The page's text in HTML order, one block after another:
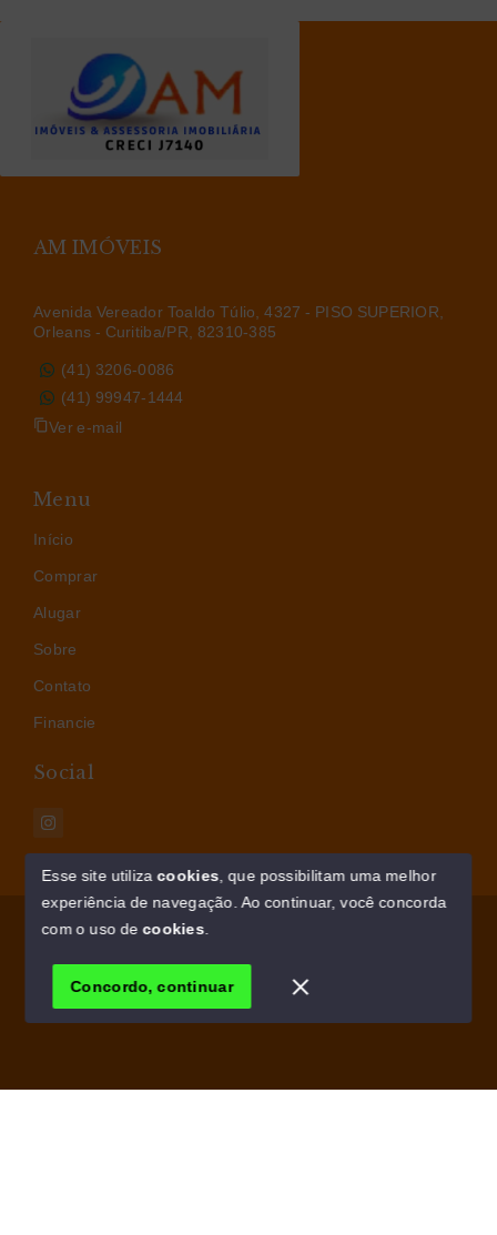
AM IMÓVEIS
Avenida Vereador Toaldo Túlio, 4327 - PISO SUPERIOR,
Orleans - Curitiba/PR, 82310-385
(41) 3206-0086
(41) 99947-1444
Ver e-mail
Menu
Início
Comprar
Alugar
Sobre
Contato
Financie
Social
© Copyright 2026 - AM IMÓVEIS - Todos os direitos
SITE PARA IMOBILIARIA
Esse site utilizacookies , que possibilitam uma melhor
experiência de navegação. Ao continuar, você concorda
com o uso decookies
Concordo, continuar